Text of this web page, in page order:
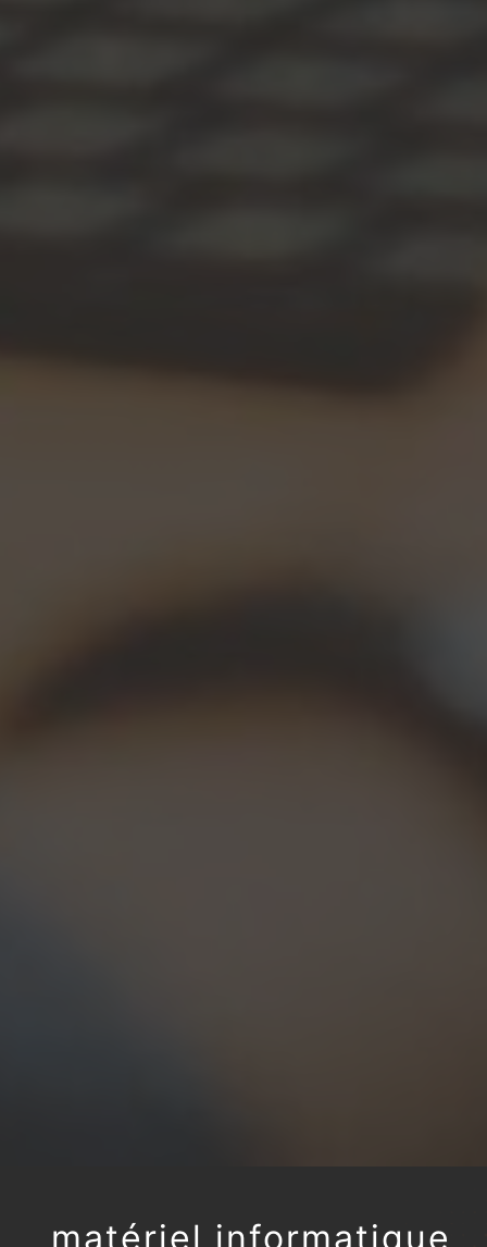
matériel informatique